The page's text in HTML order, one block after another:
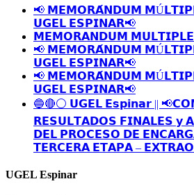
📢 𝗠𝗘𝗠𝗢𝗥𝗔́𝗡𝗗𝗨𝗠
𝗨𝗚𝗘𝗟 𝗘𝗦𝗣𝗜𝗡𝗔𝗥📢
𝗠𝗘𝗠𝗢𝗥𝗔𝗡𝗗𝗨𝗠 𝗠𝗨𝗟𝗧𝗜𝗣𝗟𝗘
📢 𝗠𝗘𝗠𝗢𝗥𝗔́𝗡𝗗𝗨𝗠
𝗨𝗚𝗘𝗟 𝗘𝗦𝗣𝗜𝗡𝗔𝗥📢
📢 𝗠𝗘𝗠𝗢𝗥𝗔́𝗡𝗗𝗨𝗠
𝗨𝗚𝗘𝗟 𝗘𝗦𝗣𝗜𝗡𝗔𝗥📢
🔵🔴⚪️ 𝗨𝗚𝗘𝗟 𝗘𝘀𝗽𝗶𝗻𝗮𝗿 ||
𝗥𝗘𝗦𝗨𝗟𝗧𝗔𝗗𝗢𝗦 𝗙𝗜𝗡𝗔𝗟𝗘𝗦 𝘆
𝗗𝗘𝗟 𝗣𝗥𝗢𝗖𝗘𝗦𝗢 𝗗𝗘
𝗧𝗘𝗥𝗖𝗘𝗥𝗔 𝗘𝗧𝗔𝗣𝗔 –
UGEL Espinar